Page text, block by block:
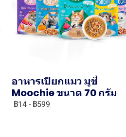
อาหารเปียกแมว มูชี่
Moochie ขนาด 70 กรัม
฿14 - ฿599